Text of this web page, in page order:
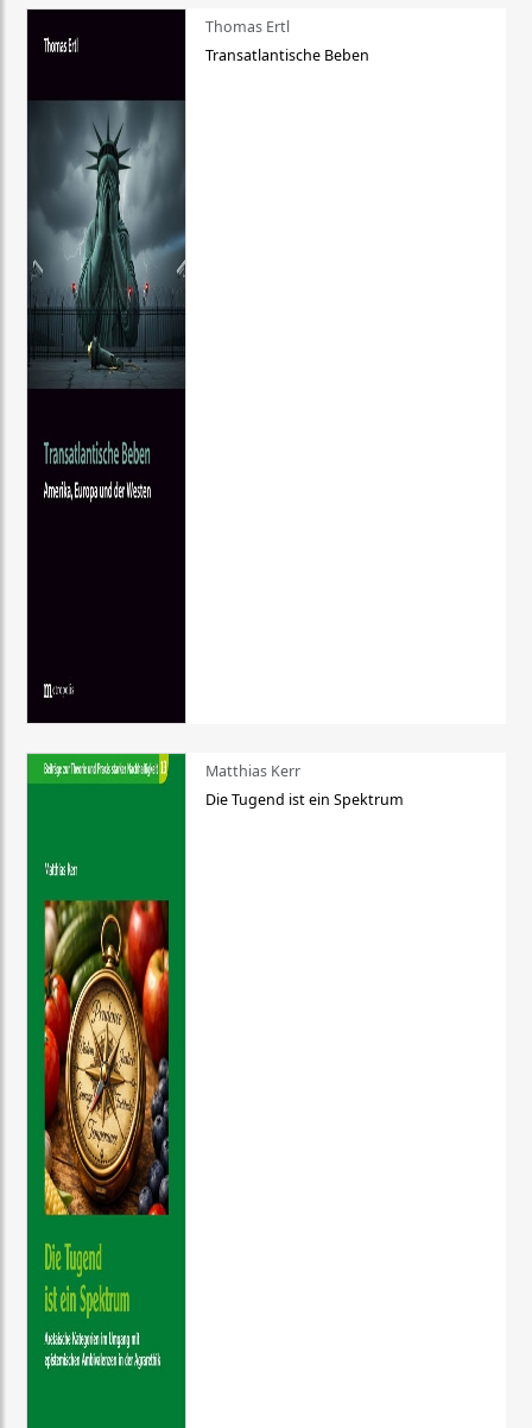
Thomas Ertl
Transatlantische Beben
Matthias Kerr
Die Tugend ist ein Spektrum